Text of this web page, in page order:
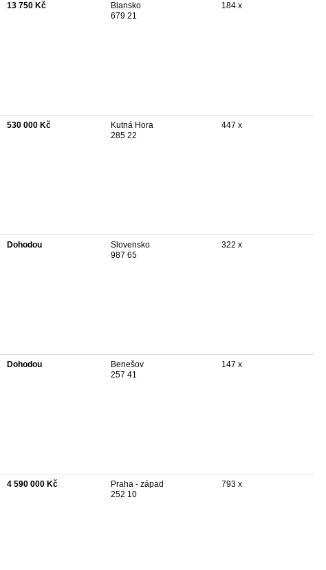
13 750 Kč
Blansko
679 21
184 x
530 000 Kč
Kutná Hora
285 22
447 x
Dohodou
Slovensko
987 65
322 x
Dohodou
Benešov
257 41
147 x
4 590 000 Kč
Praha - západ
252 10
793 x